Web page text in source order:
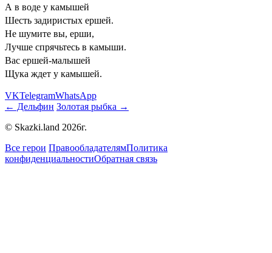
А в воде у камышей
Шесть задиристых ершей.
Не шумите вы, ерши,
Лучше спрячьтесь в камыши.
Вас ершей-малышей
Щука ждет у камышей.
VKTelegramWhatsApp
← Дельфин Золотая рыбка →
© Skazki.land 2026г.
Все герои ПравообладателямПолитика
конфиденциальностиОбратная связь